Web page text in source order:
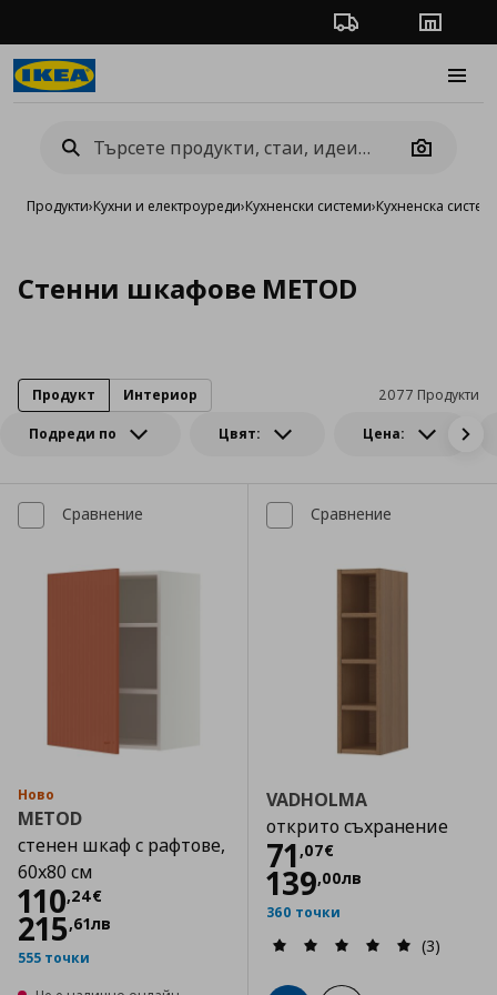
Проследяване на
Camera
Продукти›Кухни и електроуреди›Кухненски системи›Кухненска
Стенни шкафове METOD
Подреди по Цвят: Цена:
2077 Продукти
Продукт Интериор
Сравнение
Ново
METOD
стенен шкаф с рафтове,
60x80 см
110,24€
Цена
215,61лв
555 точки
Сравнение
VADHOLMA
открито съхранение
71 ,07€
Цена
139,00лв
360 точки
(3)